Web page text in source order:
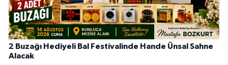
2 Buzağı Hediyeli Bal Festivalinde Hande Ünsal Sahne
Alacak